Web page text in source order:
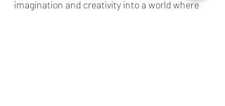
imagination and creativity into a world where